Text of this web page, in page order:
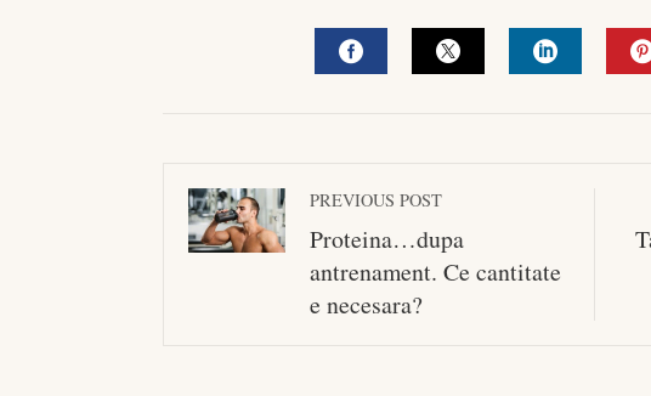
PREVIOUS POST
Proteina…dupa
antrenament. Ce cantitate
e necesara?